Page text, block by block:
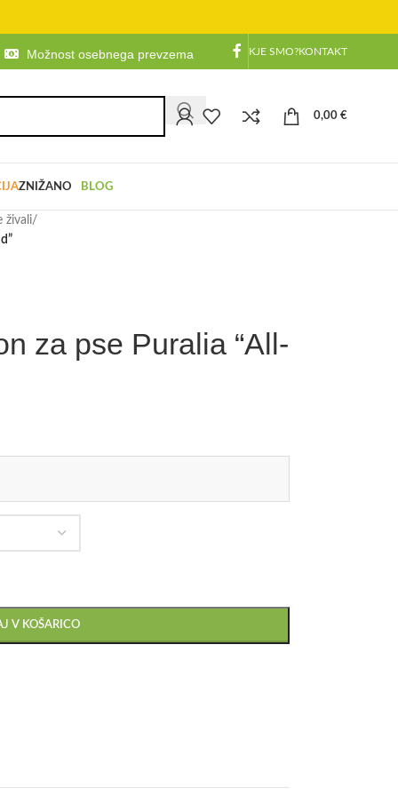
Možnost osebnega prevzema KJE SMO?KONTAKT
0,00 €
ZNIŽANO BLOG
živali/
za pse Puralia “All-
V KOŠARICO